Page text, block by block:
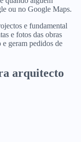
ou no Google Maps.
e fundamental
e fotos das obras
geram pedidos de
arquitecto